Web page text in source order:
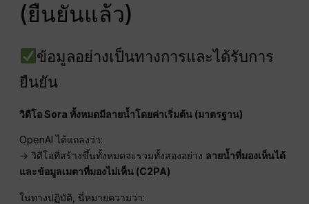
(ยืนยันแล้ว)
ข้อมูลอย่างเป็นทางการและได้รับการ
ยืนยัน
วิดีโอ Sora ทั้งหมดมีลายน้ำโดยค่าเริ่มต้น (มาตรฐาน)
OpenAI ได้แถลงว่า:
→ วิดีโอที่สร้างขึ้นทั้งหมดจะรวมทั้งสองอย่าง ลายน้ำที่มองเห็นได้
และข้อมูลเมตาที่มองไม่เห็น (C2PA)
ในทางปฏิบัติ, นี่หมายความว่า: